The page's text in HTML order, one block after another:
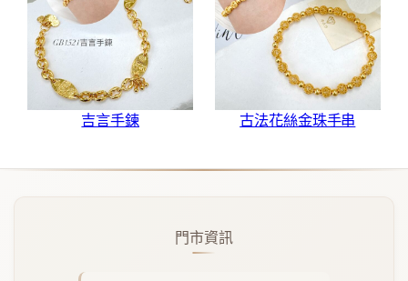
吉言手鍊 古法花絲金珠手串
門市資訊